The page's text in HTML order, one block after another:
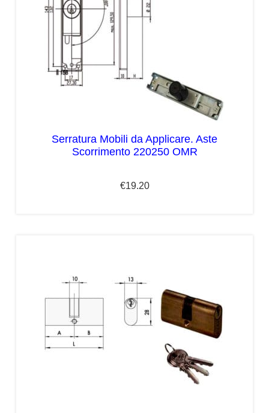
Serratura Mobili da Applicare. Aste
Scorrimento 220250 OMR
€19.20